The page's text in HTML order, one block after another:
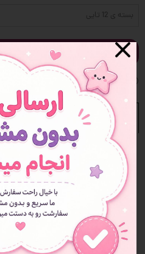
بسته ی 12 تایی
افزودن به سبد خرید
افزودن به علاقه مندی ها
نظرات
هنوز نظری
اولین نفری باشید